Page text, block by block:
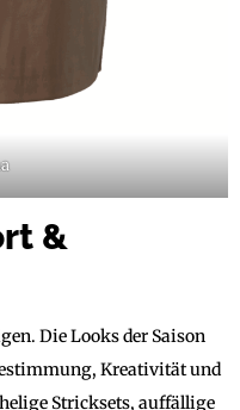
&
Die Looks der Saison
Kreativität und
Stricksets, auffällige